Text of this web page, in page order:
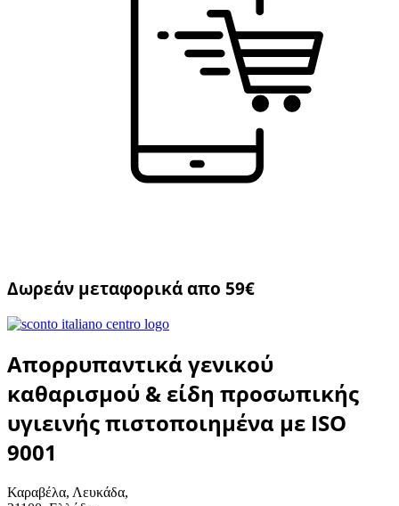
Δωρεάν μεταφορικά απο 59€
Απορρυπαντικά γενικού
καθαρισμού & είδη προσωπικής
υγιεινής πιστοποιημένα με ISO
9001
Καραβέλα, Λευκάδα,